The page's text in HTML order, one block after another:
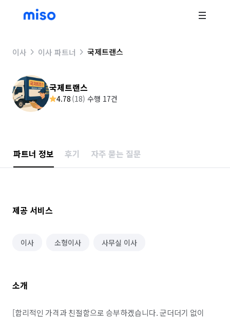
이사 이사 파트너 국제트랜스
국제트랜스
4.78 (18) 수행 17건
파트너 정보 후기 자주 묻는 질문
제공 서비스
이사 소형이사 사무실 이사
소개
[합리적인 가격과 친절함으로 승부하겠습니다. 군더더기 없이